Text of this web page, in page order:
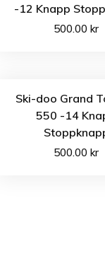
-12 Knapp
500.00kr
Ski-doo Grand
550 -14
500.00kr